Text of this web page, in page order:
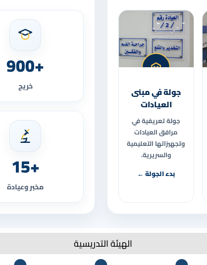
جولة في مبنى
العيادات
جولة تعريفية في
مرافق العيادات
وتجهيزاتها التعليمية
والسريرية.
بدء الجولة ←
+900
خريج
+15
مخبر وعيادة
الهيئة التدريسية